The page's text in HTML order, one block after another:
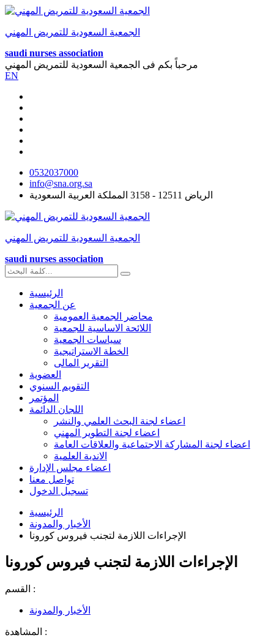
الجمعية السعودية للتمريض المهني
saudi nurses association
مرحباً بكم فى الجمعية السعودية للتمريض المهني
EN
0532037000
info@sna.org.sa
الرياض 12511 - 3158 المملكة العربية السعودية
الجمعية السعودية للتمريض المهني
saudi nurses association
الرئيسية
عن الجمعية
محاضر الجمعية العمومية
اللائحة الاساسية للجمعية
سياسات الجمعية
الخطة الاستراتيجية
التقرير المالى
العضوية
التقويم السنوي
المؤتمر
اللجان الدائمة
اعضاء لجنة البحث العلمي والنشر
اعضاء لجنة التطوير المهني
اعضاء لجنة المشاركة الاجتماعية والعلاقات العامة
الاندية العلمية
اعضاء مجلس الإدارة
تواصل معنا
تسجيل الدخول
الرئيسية
الأخبار والمدونة
الإجراءات اللازمة لتجنب فيروس كورونا
الإجراءات اللازمة لتجنب فيروس كورونا
القسم :
الأخبار والمدونة
المشاهدة :